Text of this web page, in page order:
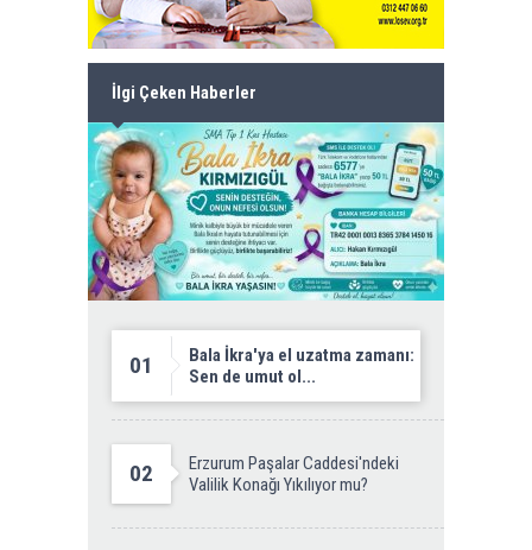
İlgi Çeken Haberler
01
Bala İkra'ya el uzatma zamanı:
Sen de umut ol...
02
Erzurum Paşalar Caddesi'ndeki
Valilik Konağı Yıkılıyor mu?